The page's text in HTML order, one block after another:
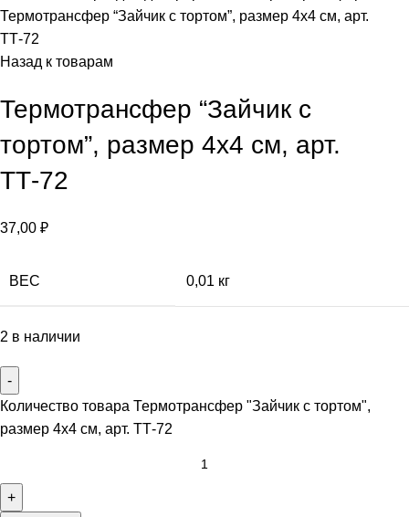
Термотрансфер “Зайчик с тортом”, размер 4х4 см, арт.
ТТ-72
Назад к товарам
Термотрансфер “Зайчик с
тортом”, размер 4х4 см, арт.
ТТ-72
37,00 ₽
ВЕС 0,01 кг
2 в наличии
Количество товара Термотрансфер "Зайчик с тортом",
размер 4х4 см, арт. ТТ-72